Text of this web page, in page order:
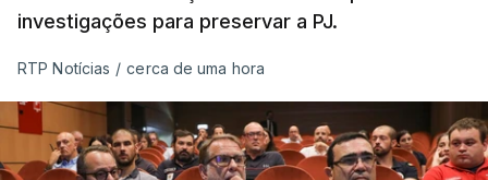
investigações para preservar a PJ.
RTP Notícias / cerca de uma hora